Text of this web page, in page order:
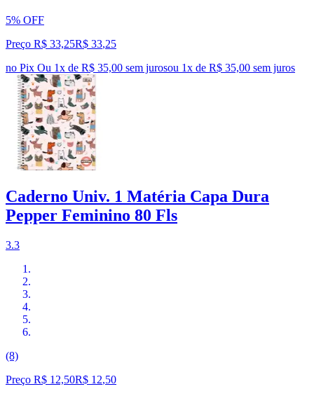
5% OFF
Preço R$ 33,25R$ 33,25
no Pix Ou 1x de R$ 35,00 sem jurosou 1x de R$ 35,00 sem juros
Caderno Univ. 1 Matéria Capa Dura
Pepper Feminino 80 Fls
3.3
(8)
Preço R$ 12,50R$ 12,50